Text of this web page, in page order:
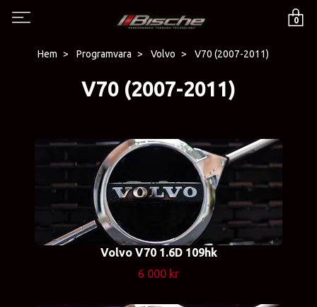
0
Hem Programvara Volvo V70 (2007-2011)
V70 (2007-2011)
Volvo V70 1.6D 109hk
6 000 kr